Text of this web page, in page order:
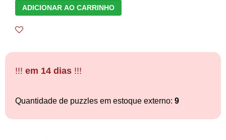
ADICIONAR AO CARRINHO
!!! em 14 dias !!!
Quantidade de puzzles em estoque externo: 9